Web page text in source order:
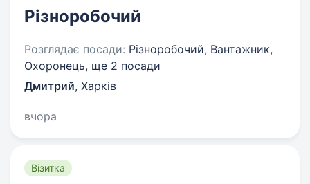
Різноробочий
Розглядає посади: Різноробочий, Вантажник,
Охоронець, ще 2 посади
Дмитрий, Харків
вчора
Візитка